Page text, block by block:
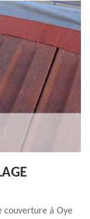
couverture à Oye